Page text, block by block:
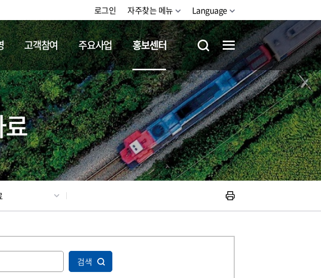
로그인 자주찾는 메뉴 Language
고객참여 주요사업 홍보센터
기차소개 철도체험
검색